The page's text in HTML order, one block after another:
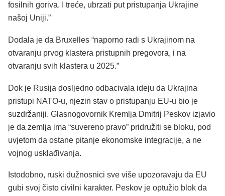
fosilnih goriva. I treće, ubrzati put pristupanja Ukrajine
našoj Uniji.”
Dodala je da Bruxelles “naporno radi s Ukrajinom na
otvaranju prvog klastera pristupnih pregovora, i na
otvaranju svih klastera u 2025.”
Dok je Rusija dosljedno odbacivala ideju da Ukrajina
pristupi NATO-u, njezin stav o pristupanju EU-u bio je
suzdržaniji. Glasnogovornik Kremlja Dmitrij Peskov izjavio
je da zemlja ima “suvereno pravo” pridružiti se bloku, pod
uvjetom da ostane pitanje ekonomske integracije, a ne
vojnog usklađivanja.
Istodobno, ruski dužnosnici sve više upozoravaju da EU
gubi svoj čisto civilni karakter. Peskov je optužio blok da